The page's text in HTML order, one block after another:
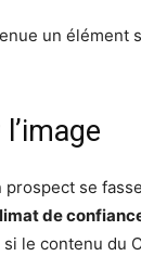
un
se
de
le contenu du